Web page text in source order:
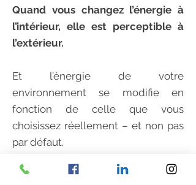
Quand vous changez l’énergie à
l’intérieur, elle est perceptible à
l’extérieur.
Et l’énergie de votre
environnement se modifie en
fonction de celle que vous
choisissez réellement – et non pas
par défaut.